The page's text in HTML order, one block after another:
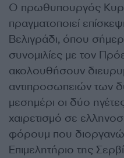
Ο πρωθυπουργός
πραγματοποιεί
Βελιγράδι, όπου
συνομιλίες με τον
ακολουθήσουν
αντιπροσωπειών των
μεσημέρι οι δύο
χαιρετισμό σε
φόρουμ που
Επιμελητήριο της